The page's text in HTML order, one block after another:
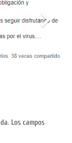
Los campos